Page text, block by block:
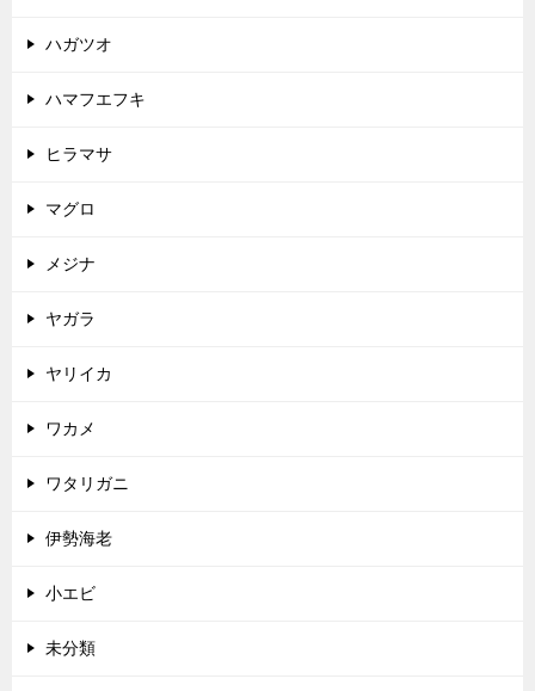
ハガツオ
ハマフエフキ
ヒラマサ
マグロ
メジナ
ヤガラ
ヤリイカ
ワカメ
ワタリガニ
伊勢海老
小エビ
未分類